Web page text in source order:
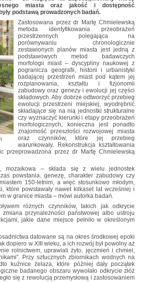
miasta oraz jakość i dostępność
podstawą prowadzonych badań.
Zastosowana przez dr Martę Chmielewską
metoda identyfikowania przeobrażeń
przestrzennych polegająca na
porównywaniu chronologicznie
zestawionych planów miasta jest jedną z
podstawowych metod badawczych
morfologii miast – dyscypliny naukowej z
pogranicza geografii, historii i urbanistyki
badającej przestrzeń miast pod kątem jej
rozplanowania, kształtu i fizjonomii
zabudowy oraz genezy i ewolucji jej części
składowych. Aby dobrze odtworzyć przebieg
ewolucji przestrzeni miejskiej, wyodrębnić
składające się na nią jednostki strukturalne
czy wyznaczyć kierunki i etapy przeobrażeń
morfologicznych, konieczna jest ponadto
znajomość przeszłości rozwojowej miasta
oraz czynników, które jej przebieg
warunkowały. Rekonstrukcja kształtowania
przeprowadzona przez dr Martę Chmielewską
mozaikowa – składa się z wielu jednostek
powstania, genezę, charakter zabudowy czy
150-letnim, a więc stosunkowo młodym,
które powstawały nawet kilkaset lat wcześniej i
w granice miasta – mówi autorka badań.
różnych czynników, takich jak odkrycie
przynależności państwowej albo ustroju
jakie dane miejsce pełniło w określonym
datowane są na okres środkowej epoki
dopiero w XIII wieku, a ich rozwój był powolny aż
rolnictwem, uprawiali żyto, jęczmień i chmiel,
Przy sztucznych zbiornikach wodnych na
kuźnice żelaza, które później dały początek
badanego obszaru wywołało odkrycie złóż
się z rewolucją przemysłową i zastosowaniem